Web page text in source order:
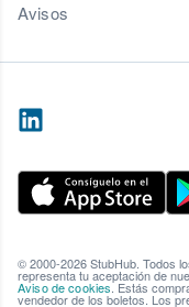
Avisos
© 2000-2026 StubHub. Todos
representa tu aceptación de
Aviso de cookies. Estás
vendedor de los boletos. Los